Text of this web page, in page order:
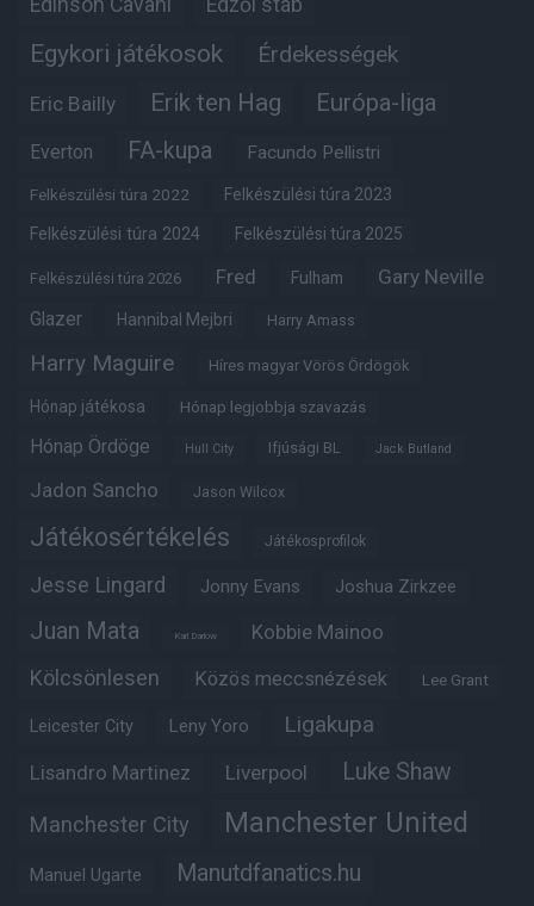
Edinson Cavani Edzői stáb
Egykori játékosok Érdekességek
Eric Bailly Erik ten Hag Európa-liga
Everton FA-kupa Facundo Pellistri
Felkészülési túra 2022 Felkészülési túra 2023
Felkészülési túra 2024 Felkészülési túra 2025
Felkészülési túra 2026 Fred Fulham Gary Neville
Glazer Hannibal Mejbri Harry Amass
Harry Maguire Híres magyar Vörös Ördögök
Hónap játékosa Hónap legjobbja szavazás
Hónap Ördöge Hull City Ifjúsági BL Jack Butland
Jadon Sancho Jason Wilcox
Játékosértékelés Játékosprofilok
Jesse Lingard Jonny Evans Joshua Zirkzee
Juan Mata Karl Darlow Kobbie Mainoo
Kölcsönlesen Közös meccsnézések Lee Grant
Leicester City Leny Yoro Ligakupa
Lisandro Martinez Liverpool Luke Shaw
Manchester City Manchester United
Manuel Ugarte Manutdfanatics.hu